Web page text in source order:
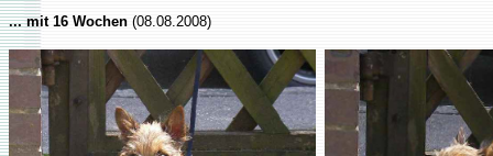
... mit 16 Wochen (08.08.2008)